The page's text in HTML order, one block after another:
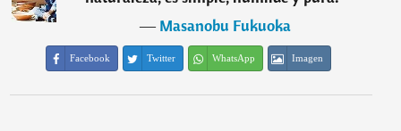
―Masanobu Fukuoka
Facebook Twitter WhatsApp Imagen